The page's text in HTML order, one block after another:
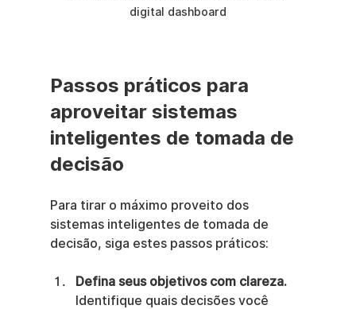
digital dashboard
Passos práticos para
aproveitar sistemas
inteligentes de tomada de
decisão
Para tirar o máximo proveito dos
sistemas inteligentes de tomada de
decisão, siga estes passos práticos:
Defina seus objetivos com clareza.
Identifique quais decisões você